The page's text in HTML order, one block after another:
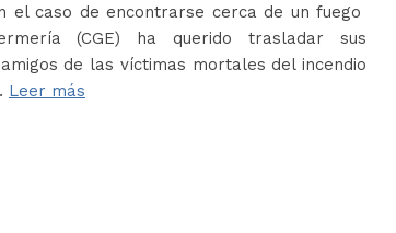
el caso de encontrarse cerca de un fuego
(CGE) ha querido trasladar sus
de las víctimas mortales del incendio
Leer más